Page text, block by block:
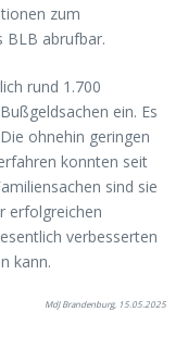
zum
BLB abrufbar.
rund 1.700
ein. Es
ohnehin geringen
konnten seit
sind sie
erfolgreichen
verbesserten
kann.
MdJ Brandenburg, 15.05.2025